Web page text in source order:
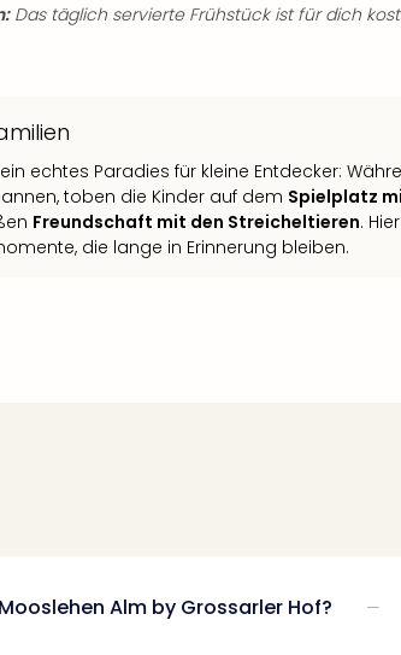
Das täglich servierte Frühstück ist für dich
echtes Paradies für kleine Entdecker:
toben die Kinder auf dem Spielplatz
Freundschaft mit den Streicheltieren.
die lange in Erinnerung bleiben.
Alm by Grossarler Hof?